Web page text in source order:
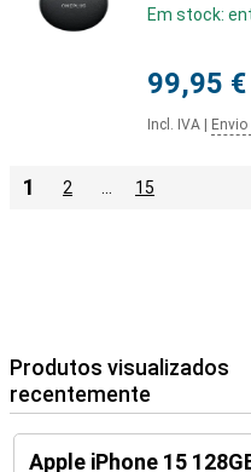
Em stock:
99,95 €
Incl. IVA
1 2 15
Produtos visualizados
recentemente
Apple iPhone 15